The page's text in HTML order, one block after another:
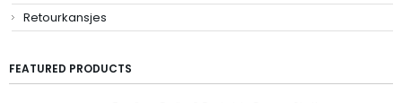
Retourkansjes
FEATURED PRODUCTS